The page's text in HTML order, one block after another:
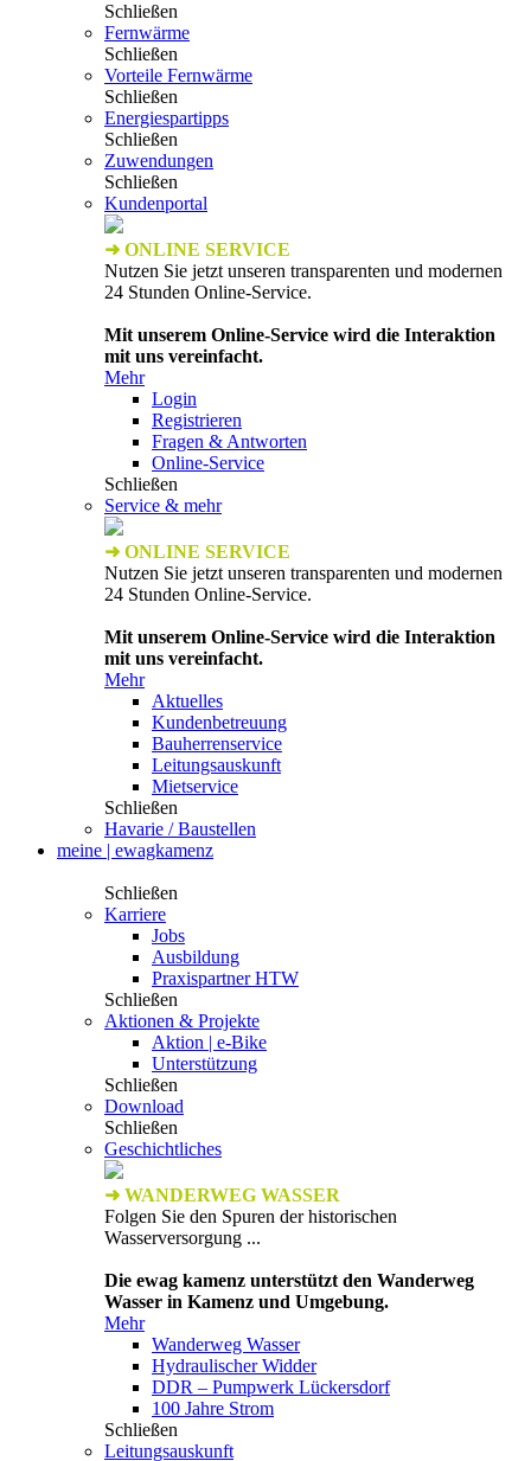
Schließen
Fernwärme
Schließen
Vorteile Fernwärme
Schließen
Energiespartipps
Schließen
Zuwendungen
Schließen
Kundenportal
➜ ONLINE SERVICE
Nutzen Sie jetzt unseren transparenten und modernen
24 Stunden Online-Service.
Mit unserem Online-Service wird die Interaktion
mit uns vereinfacht.
Mehr
Login
Registrieren
Fragen & Antworten
Online-Service
Schließen
Service & mehr
➜ ONLINE SERVICE
Nutzen Sie jetzt unseren transparenten und modernen
24 Stunden Online-Service.
Mit unserem Online-Service wird die Interaktion
mit uns vereinfacht.
Mehr
Aktuelles
Kundenbetreuung
Bauherrenservice
Leitungsauskunft
Mietservice
Schließen
Havarie / Baustellen
meine | ewagkamenz
Schließen
Karriere
Jobs
Ausbildung
Praxispartner HTW
Schließen
Aktionen & Projekte
Aktion | e-Bike
Unterstützung
Schließen
Download
Schließen
Geschichtliches
➜ WANDERWEG WASSER
Folgen Sie den Spuren der historischen
Wasserversorgung ...
Die ewag kamenz unterstützt den Wanderweg
Wasser in Kamenz und Umgebung.
Mehr
Wanderweg Wasser
Hydraulischer Widder
DDR – Pumpwerk Lückersdorf
100 Jahre Strom
Schließen
Leitungsauskunft